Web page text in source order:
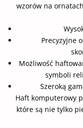
wzorów na
Precyzyjne
Możliwość
symboli
Szeroką
Haft komputerowy
które są nie tylko